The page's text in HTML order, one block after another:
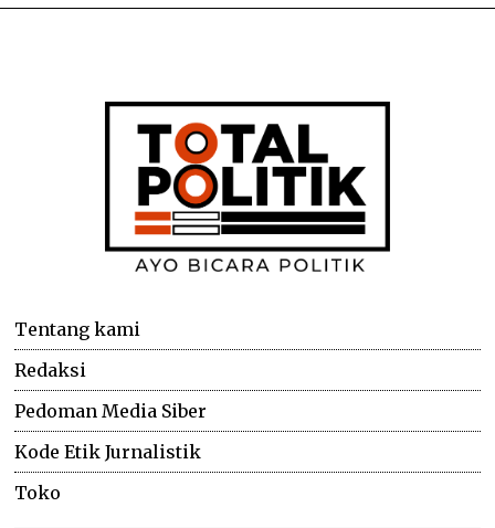
Tentang kami
Redaksi
Pedoman Media Siber
Kode Etik Jurnalistik
Toko